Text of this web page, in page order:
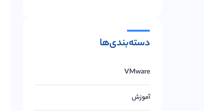
دسته‌بندی‌ها
VMware
آموزش